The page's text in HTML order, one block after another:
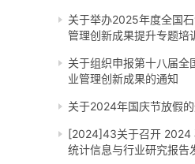
关于举办2025年度全国
管理创新成果提升专题培
关于组织申报第十八届全
业管理创新成果的通知
关于2024年国庆节放假
[2024]43关于召开 2024
统计信息与行业研究报告